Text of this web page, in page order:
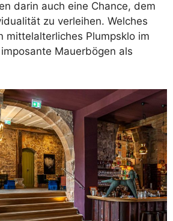
darin auch eine Chance, dem
zu verleihen. Welches
mittelalterliches Plumpsklo im
Mauerbögen als